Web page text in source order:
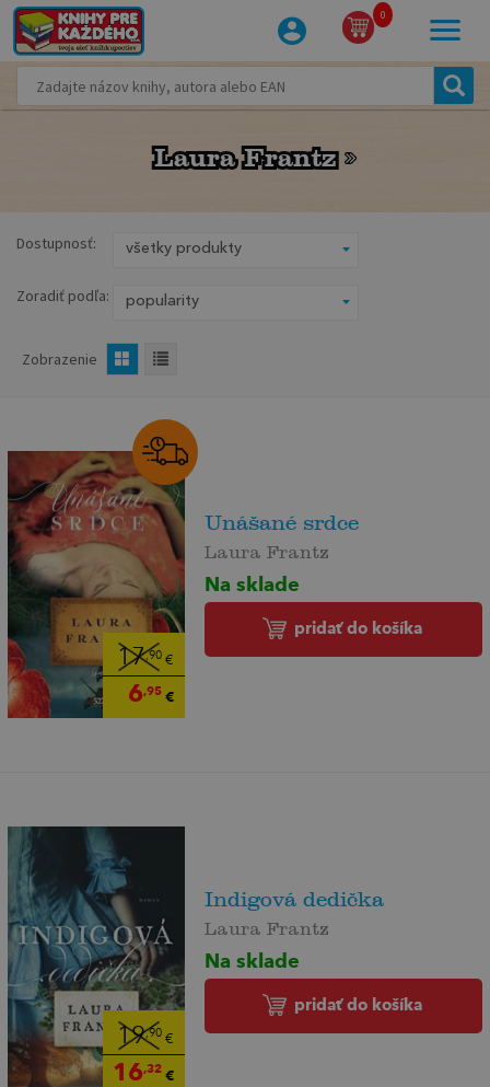
0
Laura Frantz
Laura Frantz
Dostupnosť:
Zoradiť podľa:
Zobrazenie
17,90€
6,95€
Unášané srdce
Laura Frantz
Na sklade
pridať do košíka
19,90€
16,32€
Indigová dedička
Laura Frantz
Na sklade
pridať do košíka